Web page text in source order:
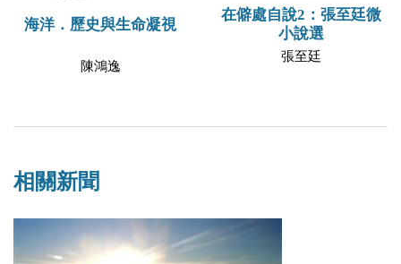
海洋．歷史與生命凝視
陳鴻逸
在僻處自說2：張至廷微
小說選
張至廷
相關新聞